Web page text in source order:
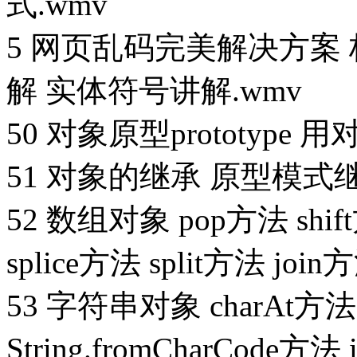
5 网页乱码完美解决方案
解 实体符号讲解.wmv
50 对象原型prototype 用
51 对象的继承 原型模式
52 数组对象 pop方法
splice方法 split方法 join
53 字符串对象 charAt方
String.fromCharCode方